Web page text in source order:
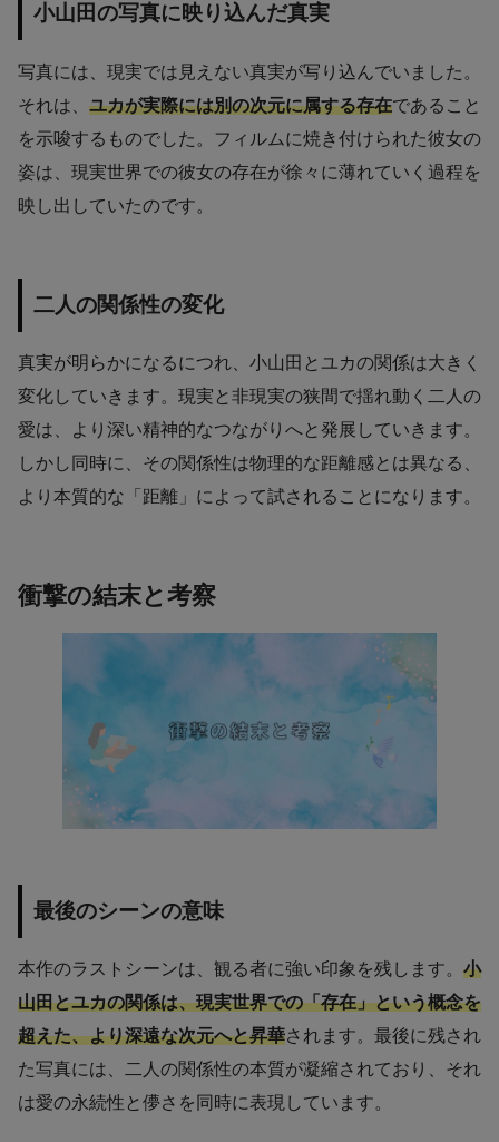
小山田の写真に映り込んだ真実
写真には、現実では見えない真実が写り込んでいました。
それは、 ユカが実際には別の次元に属する存在であること
を示唆するものでした。フィルムに焼き付けられた彼女の
姿は、現実世界での彼女の存在が徐々に薄れていく過程を
映し出していたのです。
二人の関係性の変化
真実が明らかになるにつれ、小山田とユカの関係は大きく
変化していきます。現実と非現実の狭間で揺れ動く二人の
愛は、より深い精神的なつながりへと発展していきます。
しかし同時に、その関係性は物理的な距離感とは異なる、
より本質的な「距離」によって試されることになります。
衝撃の結末と考察
最後のシーンの意味
本作のラストシーンは、観る者に強い印象を残します。 小
山田とユカの関係は、現実世界での「存在」という概念を
超えた、より深遠な次元へと昇華されます。最後に残され
た写真には、二人の関係性の本質が凝縮されており、それ
は愛の永続性と儚さを同時に表現しています。